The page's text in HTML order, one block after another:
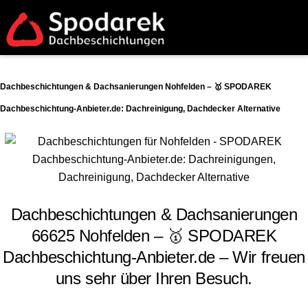
Dachbeschichtungen & Dachsanierungen Nohfelden – 🥇 SPODAREK
Dachbeschichtung-Anbieter.de: Dachreinigung, Dachdecker Alternative
Dachbeschichtungen & Dachsanierungen
66625 Nohfelden – 🥇 SPODAREK
Dachbeschichtung-Anbieter.de – Wir freuen
uns sehr über Ihren Besuch.